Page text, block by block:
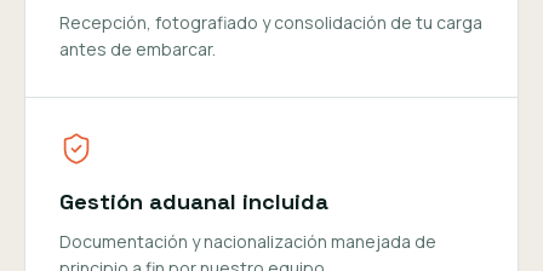
Recepción, fotografiado y consolidación de tu carga
antes de embarcar.
Gestión aduanal incluida
Documentación y nacionalización manejada de